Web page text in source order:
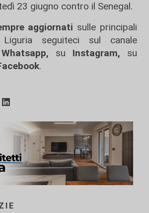
23 giugno contro il Senegal.
aggiornati sulle principali
seguiteci sul canale
Whatsapp, su Instagram, su
.